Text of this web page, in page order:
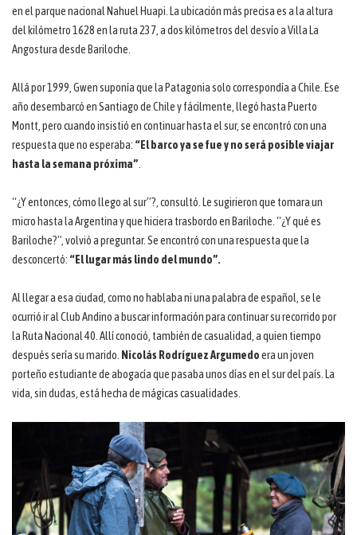
en el parque nacional Nahuel Huapi. La ubicación más precisa es a la altura
del kilómetro 1628 en la ruta 237, a dos kilómetros del desvío a Villa La
Angostura desde Bariloche.
Allá por 1999, Gwen suponía que la Patagonia solo correspondía a Chile. Ese
año desembarcó en Santiago de Chile y fácilmente, llegó hasta Puerto
Montt, pero cuando insistió en continuar hasta el sur, se encontró con una
respuesta que no esperaba: “El barco ya se fue y no será posible viajar
hasta la semana próxima”
“¿Y entonces, cómo llego al sur”?, consultó. Le sugirieron que tomara un
micro hasta la Argentina y que hiciera trasbordo en Bariloche. “¿Y qué es
Bariloche?”, volvió a preguntar. Se encontró con una respuesta que la
desconcertó: “El lugar más lindo del mundo”.
Al llegar a esa ciudad, como no hablaba ni una palabra de español, se le
ocurrió ir al Club Andino a buscar información para continuar su recorrido por
la Ruta Nacional 40. Allí conoció, también de casualidad, a quien tiempo
después sería su marido. Nicolás Rodríguez Argumedoera un joven
porteño estudiante de abogacía que pasaba unos días en el sur del país. La
vida, sin dudas, está hecha de mágicas casualidades.